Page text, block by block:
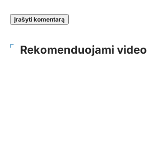
Rekomenduojami video